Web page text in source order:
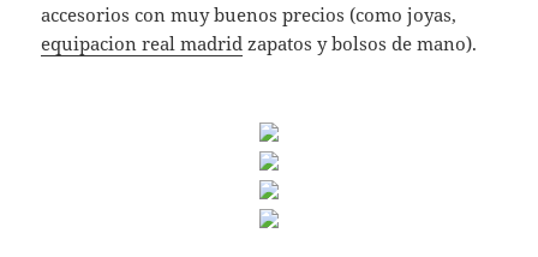
accesorios con muy buenos precios (como joyas,
equipacion real madrid zapatos y bolsos de mano).